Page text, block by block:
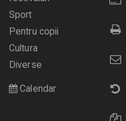
Sport
Pentru copii
Cultura
Diverse
Calendar